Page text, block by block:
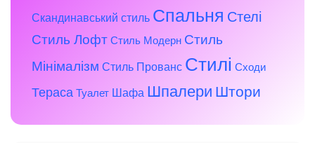
Скандинавський стиль Спальня Стелі
Стиль Лофт Стиль Модерн Стиль
Мінімалізм Стиль Прованс Стилі Сходи
Тераса Туалет Шафа Шпалери Штори